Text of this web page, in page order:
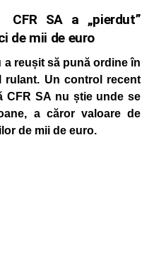
SA a „pierdut”
de mii de euro
a reușit să pună ordine în
rulant. Un control recent
CFR SA nu știe unde se
a căror valoare de
de mii de euro.